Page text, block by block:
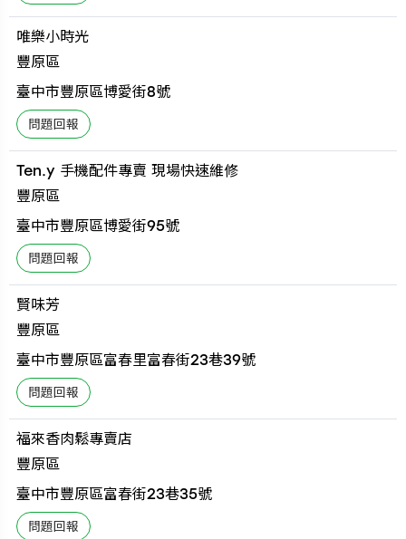
唯樂小時光
豐原區
臺中市豐原區博愛街8號
Ten.y 手機配件專賣 現場快速維修
豐原區
臺中市豐原區博愛街95號
賢味芳
豐原區
臺中市豐原區富春里富春街23巷39號
福來香肉鬆專賣店
豐原區
臺中市豐原區富春街23巷35號